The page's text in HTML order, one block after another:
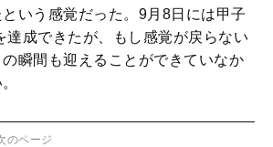
いう感覚だった。9月8日には甲子
達成できたが、もし感覚が戻らない
瞬間も迎えることができていなか
のページ